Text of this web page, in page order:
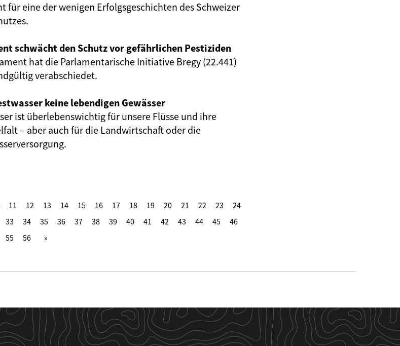
für eine der wenigen Erfolgsgeschichten des Schweizer
schwächt den Schutz vor gefährlichen Pestiziden
hat die Parlamentarische Initiative Bregy (22.441)
verabschiedet.
keine lebendigen Gewässer
ist überlebenswichtig für unsere Flüsse und ihre
– aber auch für die Landwirtschaft oder die
11 12 13 14 15 16 17 18 19 20 21 22 23
24
33 34 35 36 37 38 39 40 41 42 43 44 45
46
55 56